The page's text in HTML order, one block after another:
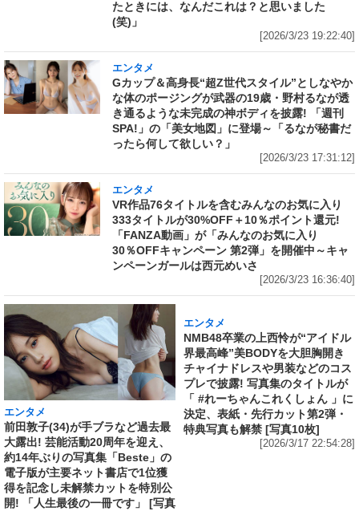
たときには、なんだこれは？と思いました
(笑)」
[2026/3/23 19:22:40]
エンタメ
Gカップ＆高身長“超Z世代スタイル”としなやか
な体のポージングが武器の19歳・野村るなが透
き通るような未完成の神ボディを披露! 「週刊
SPA!」の「美女地図」に登場～「るなが秘書だ
ったら何して欲しい？」
[2026/3/23 17:31:12]
エンタメ
VR作品76タイトルを含むみんなのお気に入り
333タイトルが30%OFF＋10％ポイント還元!
「FANZA動画」が「みんなのお気に入り
30％OFFキャンペーン 第2弾」を開催中～キャ
ンペーンガールは西元めいさ
[2026/3/23 16:36:40]
エンタメ
前田敦子(34)が手ブラなど過去最
大露出! 芸能活動20周年を迎え、
約14年ぶりの写真集「Beste」の
電子版が主要ネット書店で1位獲
得を記念し未解禁カットを特別公
開! 「人生最後の一冊です」 [写真
エンタメ
NMB48卒業の上西怜が“アイドル
界最高峰”美BODYを大胆胸開き